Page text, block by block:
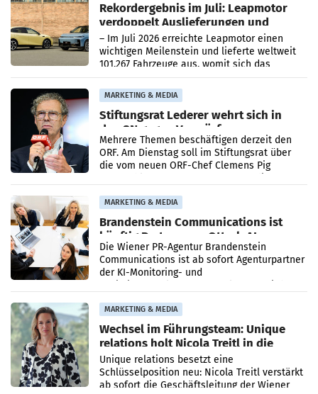
Rekordergebnis im Juli: Leapmotor
verdoppelt Auslieferungen und
überschreitet die 100.000er-Marke
– Im Juli 2026 erreichte Leapmotor einen
wichtigen Meilenstein und lieferte weltweit
101.267 Fahrzeuge aus, womit sich das
Ergebnis gegenüber Juli 2025 mehr als
verdoppelte (+102
MARKETING & MEDIA
Stiftungsrat Lederer wehrt sich in
den SN gegen Vorwürfe
Mehrere Themen beschäftigen derzeit den
ORF. Am Dienstag soll im Stiftungsrat über
die vom neuen ORF-Chef Clemens Pig
MARKETING & MEDIA
Brandenstein Communications ist
künftig Partner von OtterlyAI
Die Wiener PR-Agentur Brandenstein
Communications ist ab sofort Agenturpartner
der KI-Monitoring- und
MARKETING & MEDIA
Wechsel im Führungsteam: Unique
relations holt Nicola Treitl in die
Geschäftsleitung
Unique relations besetzt eine
Schlüsselposition neu: Nicola Treitl verstärkt
ab sofort die Geschäftsleitung der Wiener